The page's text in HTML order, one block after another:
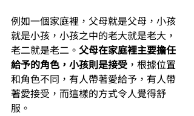
例如一個家庭裡，父母就是父母，小孩
就是小孩，小孩之中的老大就是老大，
老二就是老二。 父母在家庭裡主要擔任
給予的角色，小孩則是接受 ，根據位置
和角色不同，有人帶著愛給予，有人帶
著愛接受，而這樣的方式令人覺得舒
服。